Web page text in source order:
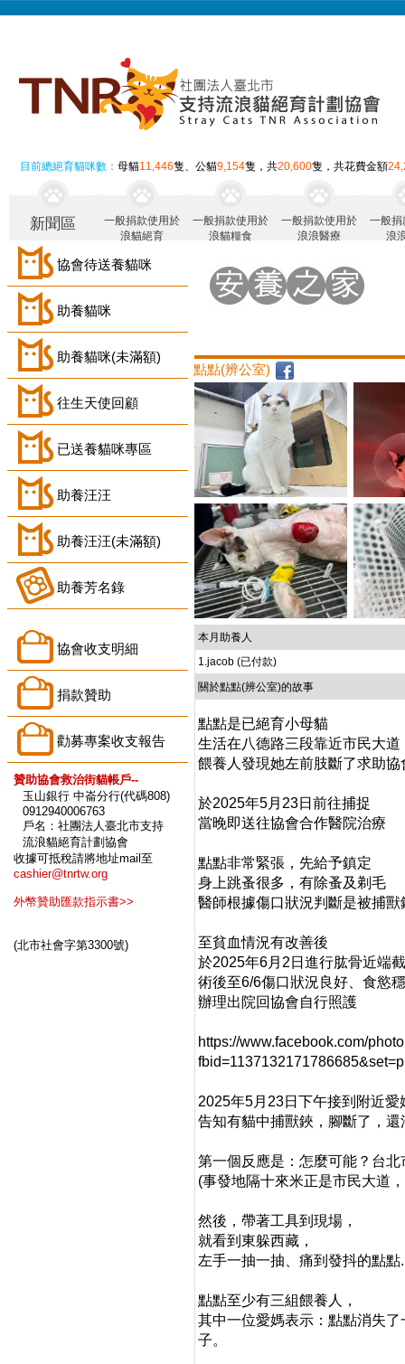
目前總絕育貓咪數：母貓11,446隻、公貓9,154隻，共20,600隻，共花費金額
新聞區
一般捐款使用於
浪貓絕育
一般捐款使用於
浪貓糧食
一般捐款使用於
浪浪醫療
一般捐
浪
協會待送養貓咪
助養貓咪
助養貓咪(未滿額)
往生天使回顧
已送養貓咪專區
助養汪汪
助養汪汪(未滿額)
助養芳名錄
協會收支明細
捐款贊助
勸募專案收支報告
贊助協會救治街貓帳戶--
玉山銀行 中崙分行(代碼808)
0912940006763
戶名：社團法人臺北市支持
流浪貓絕育計劃協會
收據可抵稅請將地址mail至
cashier@tnrtw.org
外幣贊助匯款指示書>>
(北市社會字第3300號)
點點(辨公室)
本月助養人
1.jacob (已付款)
關於點點(辨公室)的故事
點點是已絕育小母貓
生活在八德路三段靠近市民大道
餵養人發現她左前肢斷了求助協
於2025年5月23日前往捕捉
當晚即送往協會合作醫院治療
點點非常緊張，先給予鎮定
身上跳蚤很多，有除蚤及剃毛
醫師根據傷口狀況判斷是被捕獸
至貧血情況有改善後
於2025年6月2日進行肱骨近端
術後至6/6傷口狀況良好、食慾
辦理出院回協會自行照護
https://www.facebook.com/
2025年5月23日下午接到附近愛
告知有貓中捕獸鋏，腳斷了，還
第一個反應是：怎麼可能？台
(事發地隔十來米正是市民大道
然後，帶著工具到現場，
就看到東躲西藏，
左手一抽一抽、痛到發抖的點點
點點至少有三組餵養人，
其中一位愛媽表示：點點消失
子。